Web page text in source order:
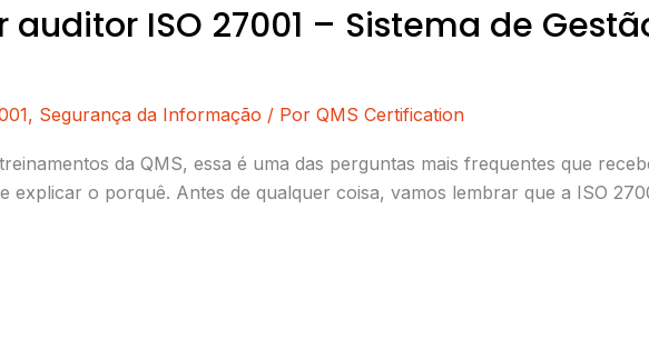
auditor ISO 27001 – Sistema de
, Segurança da Informação / Por QMS Certification
da QMS, essa é uma das perguntas mais frequentes que
explicar o porquê. Antes de qualquer coisa, vamos lembrar que a ISO